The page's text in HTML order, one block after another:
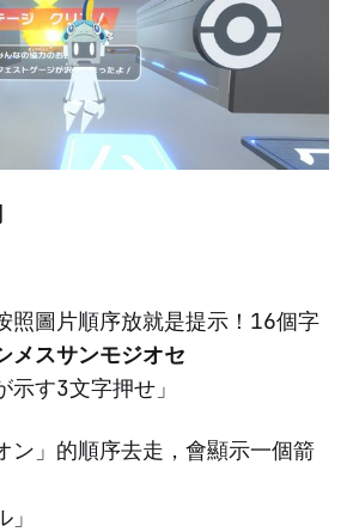
照圖片順序放就是提示！16個字
メスサンモジオセ
示す3文字押せ」
ン」的順序去走，會顯示一個箭